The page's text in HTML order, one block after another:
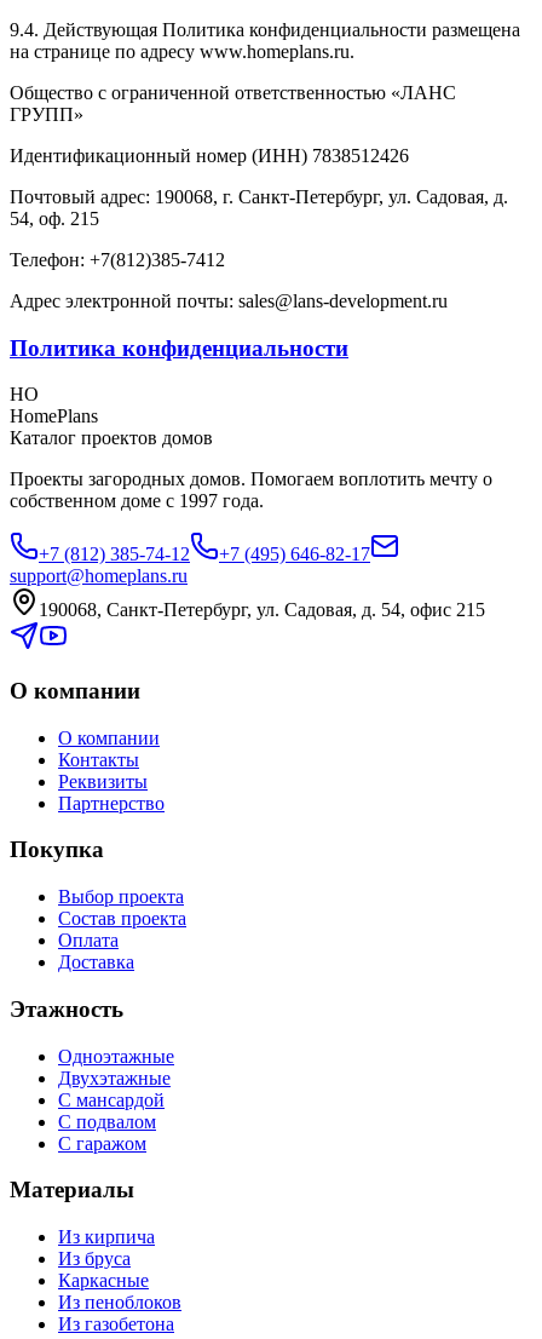
9.4. Действующая Политика конфиденциальности размещена
на странице по адресу www.homeplans.ru.
Общество с ограниченной ответственностью «ЛАНС
ГРУПП»
Идентификационный номер (ИНН) 7838512426
Почтовый адрес: 190068, г. Санкт-Петербург, ул. Садовая, д.
54, оф. 215
Телефон: +7(812)385-7412
Адрес электронной почты: sales@lans-development.ru
Политика конфиденциальности
HO
HomePlans
Каталог проектов домов
Проекты загородных домов. Помогаем воплотить мечту о
собственном доме с 1997 года.
+7 (812) 385-74-12
+7 (495) 646-82-17
support@homeplans.ru
190068, Санкт-Петербург, ул. Садовая, д. 54, офис 215
О компании
О компании
Контакты
Реквизиты
Партнерство
Покупка
Выбор проекта
Состав проекта
Оплата
Доставка
Этажность
Одноэтажные
Двухэтажные
С мансардой
С подвалом
С гаражом
Материалы
Из кирпича
Из бруса
Каркасные
Из пеноблоков
Из газобетона